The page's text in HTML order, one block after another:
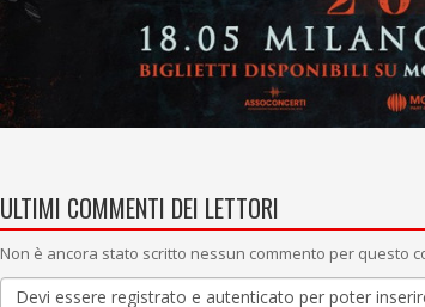
ULTIMI COMMENTI DEI LETTORI
Non è ancora stato scritto nessun commento per questo